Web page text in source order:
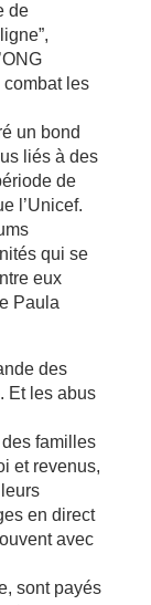
de
combat les
un bond
liés à des
de
l’Unicef.
qui se
eux
Paula
des
Et les abus
familles
et revenus,
en direct
avec
sont payés